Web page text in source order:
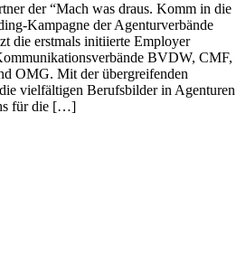
der “Mach was draus. Komm in die
Kampagne der Agenturverbände
die erstmals initiierte Employer
BVDW, CMF,
OMG. Mit der übergreifenden
vielfältigen Berufsbilder in Agenturen
für die […]